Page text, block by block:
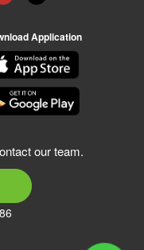
Application
our team.